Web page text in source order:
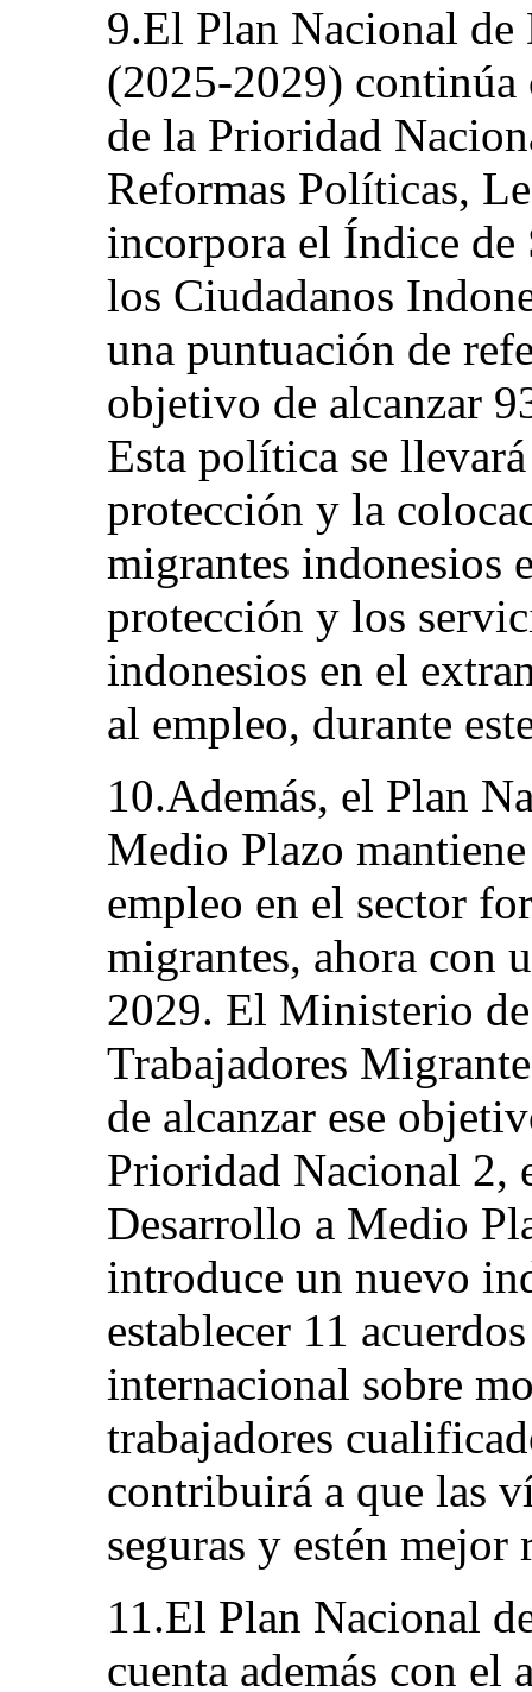
9.El Plan Nacional
(2025-2029) continúa
de la Prioridad
Reformas Políticas,
incorpora el Índice
los Ciudadanos
una puntuación de
objetivo de alcanzar
Esta política se
protección y la
migrantes indonesios
protección y los
indonesios en el
al empleo, durante
10.Además, el Plan
Medio Plazo
empleo en el sector
migrantes, ahora con
2029. El Ministerio
Trabajadores
de alcanzar ese
Prioridad Nacional 2,
Desarrollo a Medio
introduce un nuevo
establecer 11
internacional sobre
trabajadores
contribuirá a que las
seguras y estén mejor
11.El Plan Nacional
cuenta además con